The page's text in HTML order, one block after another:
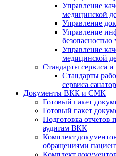
Управление
медицинской
Управление
Управление
безопасностью
Управление
медицинской
Стандарты сервиса и
Стандарты
сервиса
Документы ВКК и СМК
Готовый пакет
Готовый пакет
Подготовка отчетов
аудитам ВКК
Комплект
обращениями
Комплект